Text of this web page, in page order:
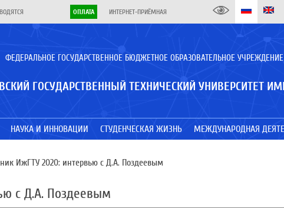
ОПЛАТА ИНТЕРНЕТ-ПРИЁМНАЯ
ФЕДЕРАЛЬНОЕ ГОСУДАРСТВЕННОЕ БЮДЖЕТНОЕ ОБРАЗОВАТЕЛЬНОЕ
ГОСУДАРСТВЕННЫЙ ТЕХНИЧЕСКИЙ УНИВЕРСИТЕТ
НАУКА И ИННОВАЦИИ СТУДЕНЧЕСКАЯ ЖИЗНЬ МЕЖДУНАРОДНАЯ
ИжГТУ 2020: интервью с Д.А. Поздеевым
с Д.А. Поздеевым